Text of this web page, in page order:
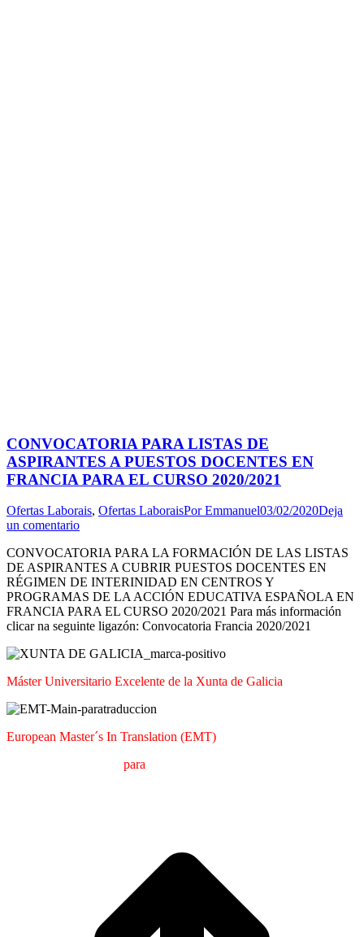
CONVOCATORIA PARA LISTAS DE
ASPIRANTES A PUESTOS DOCENTES EN
FRANCIA PARA EL CURSO 2020/2021
Ofertas Laborais, Ofertas LaboraisPorEmmanuel03/02/2020Deja
un comentario
CONVOCATORIA PARA LA FORMACIÓN DE LAS LISTAS
DE ASPIRANTES A CUBRIR PUESTOS DOCENTES EN
RÉGIMEN DE INTERINIDAD EN CENTROS Y
PROGRAMAS DE LA ACCIÓN EDUCATIVA ESPAÑOLA EN
FRANCIA PARA EL CURSO 2020/2021 Para más información
clicar na seguinte ligazón: Convocatoria Francia 2020/2021
Máster Universitario Excelente de la Xunta de Galicia
European Master´s In Translation (EMT)
para